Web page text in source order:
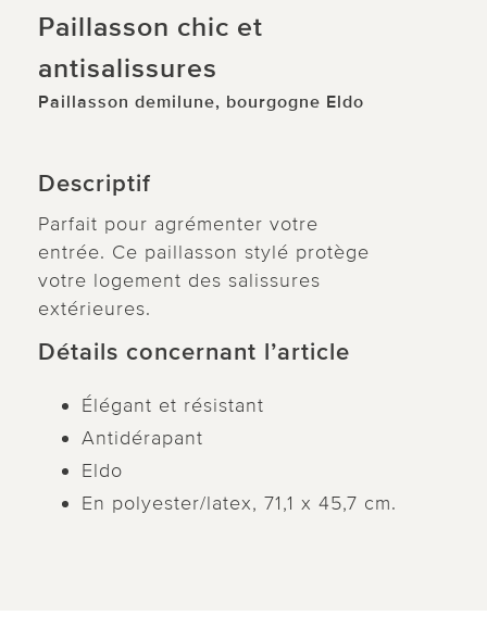
Paillasson chic et
antisalissures
Paillasson demilune, bourgogne Eldo
Descriptif
Parfait pour agrémenter votre
entrée. Ce paillasson stylé protège
votre logement des salissures
extérieures.
Détails concernant l’article
Élégant et résistant
Antidérapant
Eldo
En polyester/latex, 71,1 x 45,7 cm.